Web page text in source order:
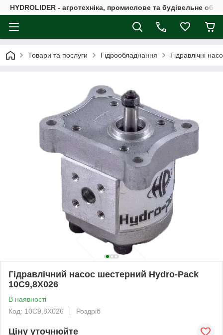
HYDROLIDER - агротехніка, промислове та будівельне
Товари та послуги Гідрообладнання Гідравлічні
Гідравлічний насос шестерний Hydro-Pack
10C9,8X026
В наявності
Код: 10C9,8X026
Роздріб
Ціну уточнюйте